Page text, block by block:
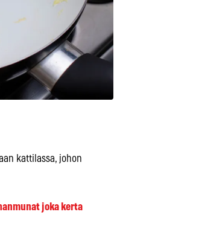
kattilassa, johon
joka kerta